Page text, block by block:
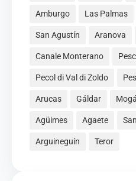
Amburgo Las Palmas
San Agustín Aranova
Canale Monterano
Pecol di Val di Zoldo
Arucas Gáldar
Agüimes Agaete
Arguineguín Teror